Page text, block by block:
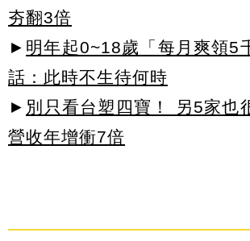
夯翻3倍
► 明年起0~18歲「每月爽領5
話：此時不生待何時
► 別只看台塑四寶！ 另5家也
營收年增衝7倍